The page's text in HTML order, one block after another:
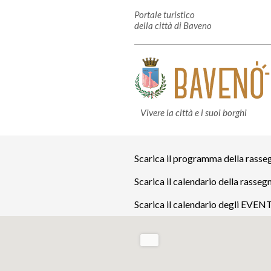
Portale turistico
della città di Baveno
Vivere la città e i suoi borghi
Scarica il programma della
Scarica il calendario della
Scarica il calendario degli